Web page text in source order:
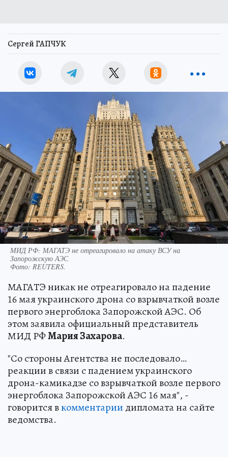
Сергей ГАПЧУК
МИД РФ: МАГАТЭ не отреагировало на атаку ВСУ на
Запорожскую АЭС
Фото: REUTERS.
МАГАТЭ никак не отреагировало на падение
16 мая украинского дрона со взрывчаткой возле
первого энергоблока Запорожской АЭС. Об
этом заявила официальный представитель
МИД РФМария Захарова.
"Со стороны Агентства не последовало…
реакции в связи с падением украинского
дрона-камикадзе со взрывчаткой возле первого
энергоблока Запорожской АЭС 16 мая", -
говорится вкомментарии дипломата на сайте
ведомства.